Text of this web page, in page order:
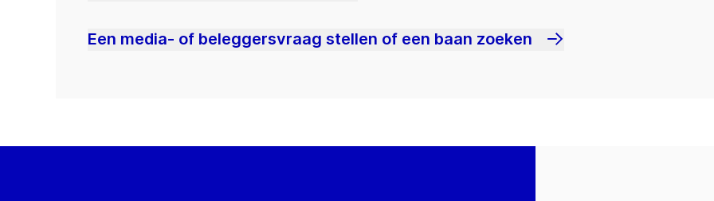
Een media- of beleggersvraag stellen of een baan zoeken